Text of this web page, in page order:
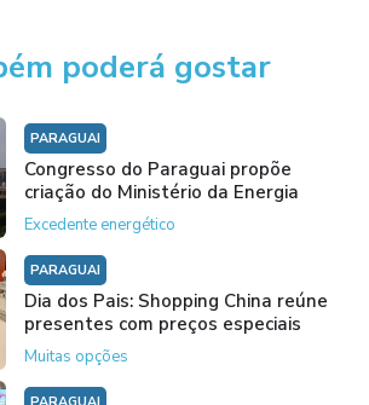
poderá gostar
PARAGUAI
Congresso do Paraguai propõe
criação do Ministério da Energia
Excedente energético
PARAGUAI
Dia dos Pais: Shopping China reúne
presentes com preços especiais
Muitas opções